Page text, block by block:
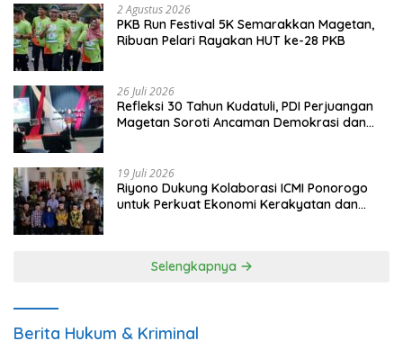
2 Agustus 2026
PKB Run Festival 5K Semarakkan Magetan,
Ribuan Pelari Rayakan HUT ke-28 PKB
26 Juli 2026
Refleksi 30 Tahun Kudatuli, PDI Perjuangan
Magetan Soroti Ancaman Demokrasi dan
19 Juli 2026
Riyono Dukung Kolaborasi ICMI Ponorogo
untuk Perkuat Ekonomi Kerakyatan dan
Selengkapnya
Berita Hukum & Kriminal